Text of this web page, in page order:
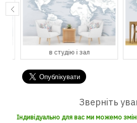
в студію і зал
Зверніть
Індивідуально для вас ми можемо